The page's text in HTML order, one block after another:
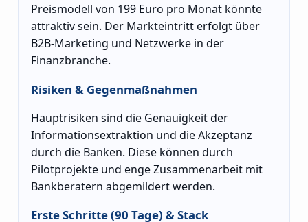
Preismodell von 199 Euro pro Monat könnte
attraktiv sein. Der Markteintritt erfolgt über
B2B-Marketing und Netzwerke in der
Finanzbranche.
Risiken & Gegenmaßnahmen
Hauptrisiken sind die Genauigkeit der
Informationsextraktion und die Akzeptanz
durch die Banken. Diese können durch
Pilotprojekte und enge Zusammenarbeit mit
Bankberatern abgemildert werden.
Erste Schritte (90 Tage) & Stack